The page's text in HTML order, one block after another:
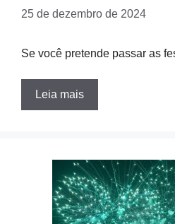
25 de dezembro de 2024
Se você pretende passar as
Leia mais